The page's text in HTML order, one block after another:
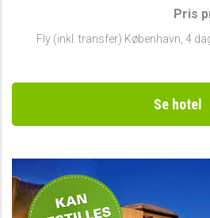
Pris
Fly (inkl. transfer) København 4
Se hotel
Privat